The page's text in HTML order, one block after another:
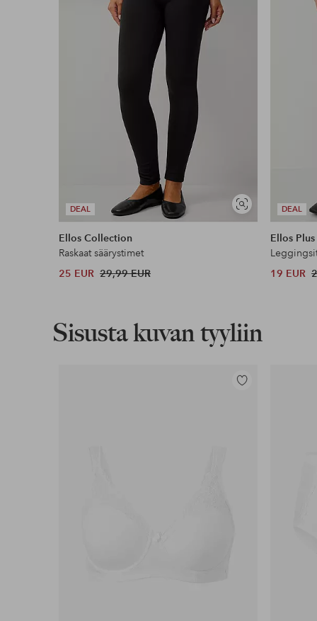
Edullisimmat maksutapamme
Lue lisää
DEAL
Näytä
samankaltaisia
Ellos Collection
Raskaat säärystimet
25 EUR 29,99 EUR
DEAL
Ellos
19 EUR
Sisusta kuvan tyyliin
Lisää